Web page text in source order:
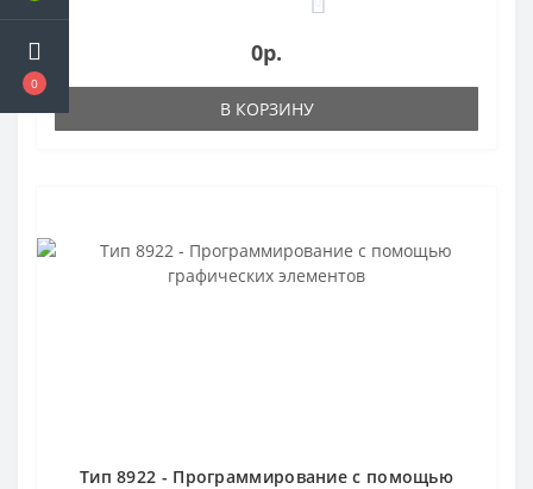
0
0р.
В КОРЗИНУ
Тип 8922 - Программирование с помощью